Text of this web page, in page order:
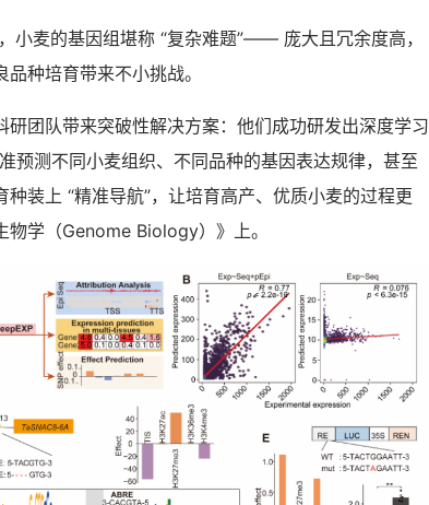
小麦的基因组堪称 “复杂难题”—— 庞大且冗余度高，
种培育带来不小挑战。
团队带来突破性解决方案：他们成功研发出深度学习
预测不同小麦组织、不同品种的基因表达规律，甚至
装上 “精准导航”，让培育高产、优质小麦的过程更
学（Genome Biology）》上。